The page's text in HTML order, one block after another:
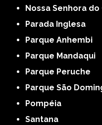
Nossa Senhora do
Parada Inglesa
Parque Anhembi
Parque Mandaqui
Parque Peruche
Parque São
Pompéia
Santana